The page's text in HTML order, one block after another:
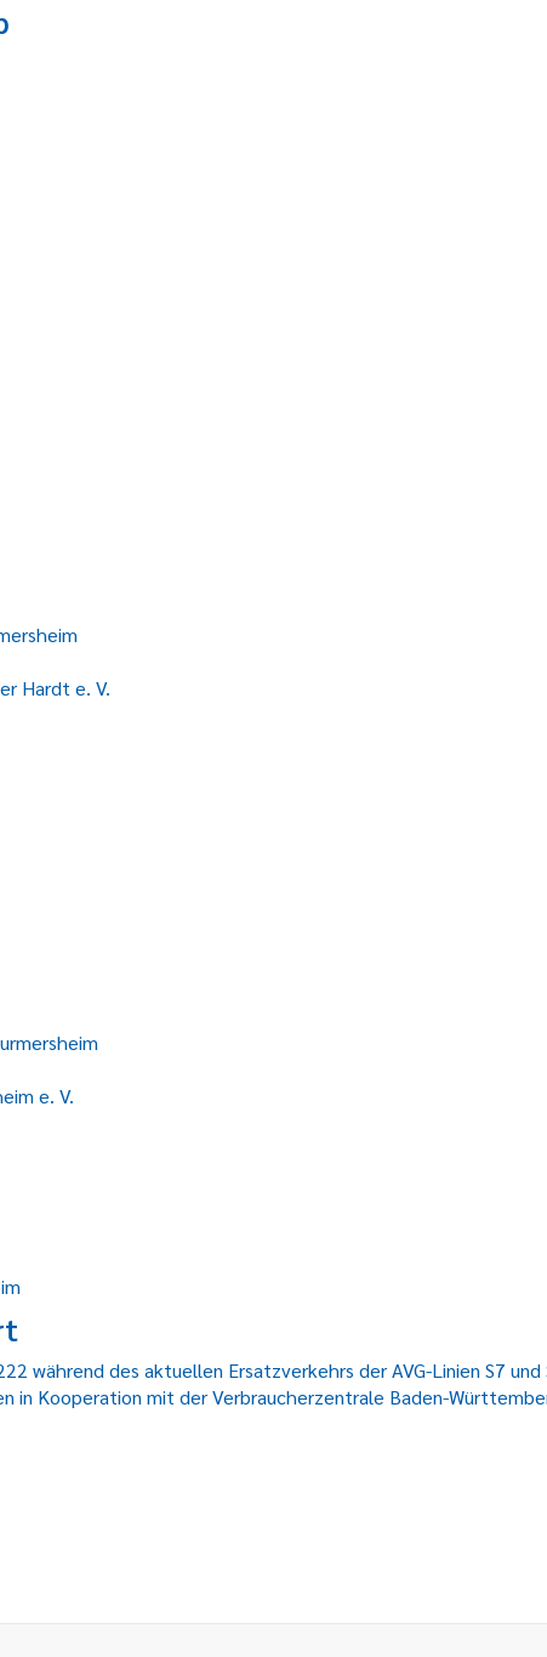
Hardt e. V.
e. V.
während des aktuellen Ersatzverkehrs der AVG-Linien S7 und
in Kooperation mit der Verbraucherzentrale Baden-